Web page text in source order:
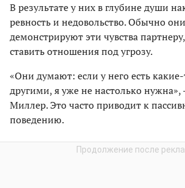
В результате у них в глубине души
ревность и недовольство. Обычно
демонстрируют эти чувства
ставить отношения под угрозу.
«Они думают: если у него есть
другими, я уже не настолько нужна»,
Миллер. Это часто приводит к
поведению.